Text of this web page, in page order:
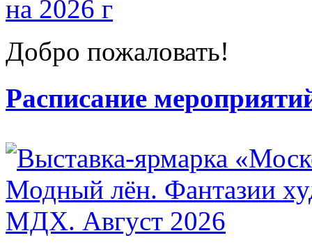
Добро пожаловать!
Расписание